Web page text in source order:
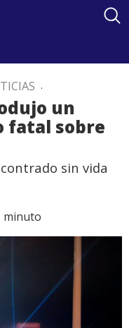
.
un
fatal sobre
sin vida
minuto